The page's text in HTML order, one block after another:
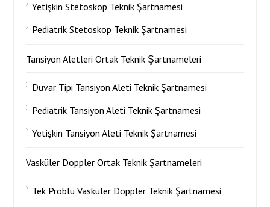
Yetişkin Stetoskop Teknik Şartnamesi
Pediatrik Stetoskop Teknik Şartnamesi
Tansiyon Aletleri Ortak Teknik Şartnameleri
Duvar Tipi Tansiyon Aleti Teknik Şartnamesi
Pediatrik Tansiyon Aleti Teknik Şartnamesi
Yetişkin Tansiyon Aleti Teknik Şartnamesi
Vasküler Doppler Ortak Teknik Şartnameleri
Tek Problu Vasküler Doppler Teknik Şartnamesi